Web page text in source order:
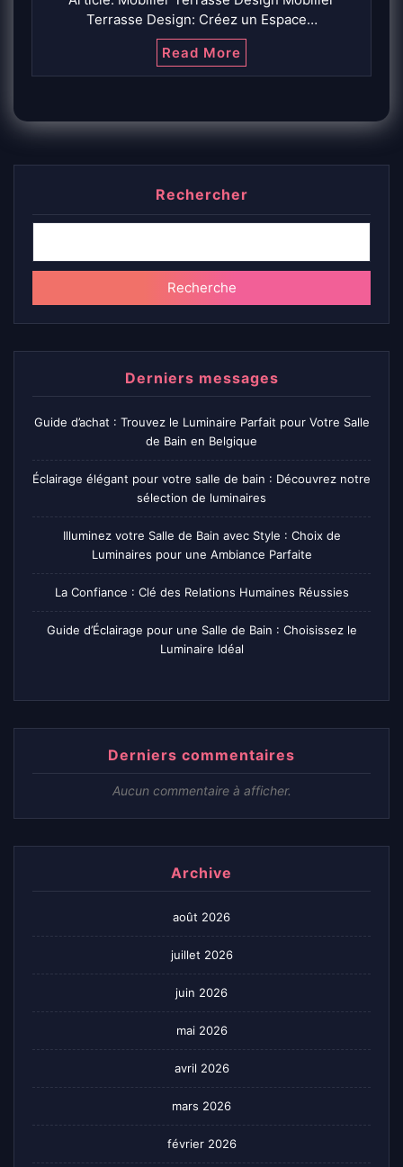
Terrasse Design: Créez un Espace…
Read More
Rechercher
Recherche
Derniers messages
Guide d’achat : Trouvez le Luminaire Parfait pour Votre Salle
de Bain en Belgique
Éclairage élégant pour votre salle de bain : Découvrez notre
sélection de luminaires
Illuminez votre Salle de Bain avec Style : Choix de
Luminaires pour une Ambiance Parfaite
La Confiance : Clé des Relations Humaines Réussies
Guide d’Éclairage pour une Salle de Bain : Choisissez le
Luminaire Idéal
Derniers commentaires
Aucun commentaire à afficher.
Archive
août 2026
juillet 2026
juin 2026
mai 2026
avril 2026
mars 2026
février 2026